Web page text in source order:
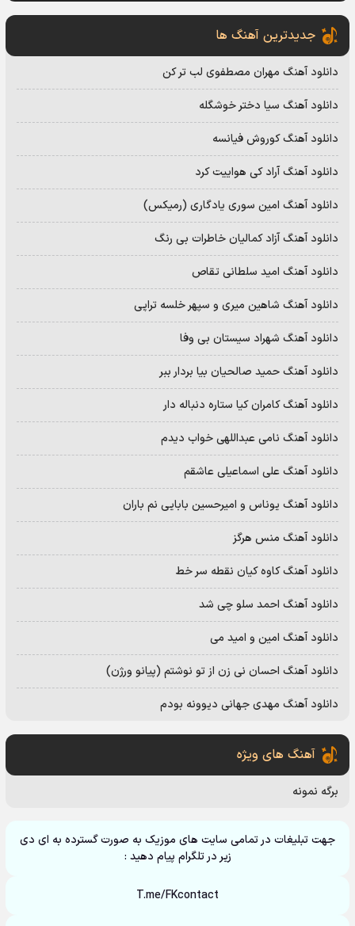
جدیدترین آهنگ ها
دانلود آهنگ مهران مصطفوی لب تر کن
دانلود آهنگ سیا دختر خوشگله
دانلود آهنگ کوروش فیانسه
دانلود آهنگ آراد کی هواییت کرد
دانلود آهنگ امین سوری یادگاری (رمیکس)
دانلود آهنگ آزاد کمالیان خاطرات بی رنگ
دانلود آهنگ امید سلطانی تقاص
دانلود آهنگ شاهین میری و سپهر خلسه تراپی
دانلود آهنگ شهراد سیستان بی وفا
دانلود آهنگ حمید صالحیان بیا بردار ببر
دانلود آهنگ کامران کیا ستاره دنباله دار
دانلود آهنگ نامی عبداللهی خواب دیدم
دانلود آهنگ علی اسماعیلی عاشقم
دانلود آهنگ یوناس و امیرحسین بابایی نم باران
دانلود آهنگ منس هرگز
دانلود آهنگ کاوه کیان نقطه سر خط
دانلود آهنگ احمد سلو چی شد
دانلود آهنگ امین و امید می
دانلود آهنگ احسان نی زن از تو نوشتم (پیانو ورژن)
دانلود آهنگ مهدی جهانی دیوونه بودم
آهنگ های ویژه
برگه نمونه
جهت تبلیغات در تمامی سایت های موزیک به صورت گسترده به ای دی
زیر در تلگرام پیام دهید :
T.me/FKcontact